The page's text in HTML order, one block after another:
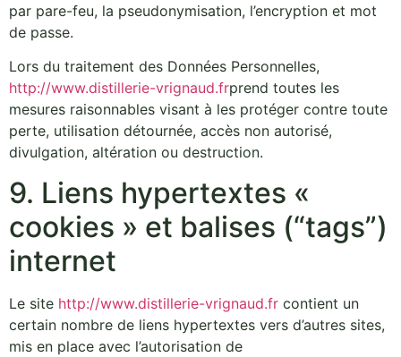
par pare-feu, la pseudonymisation, l’encryption et mot
de passe.
Lors du traitement des Données Personnelles,
http://www.distillerie-vrignaud.frprend toutes les
mesures raisonnables visant à les protéger contre toute
perte, utilisation détournée, accès non autorisé,
divulgation, altération ou destruction.
9. Liens hypertextes «
cookies » et balises (“tags”)
internet
Le site http://www.distillerie-vrignaud.fr contient un
certain nombre de liens hypertextes vers d’autres sites,
mis en place avec l’autorisation de